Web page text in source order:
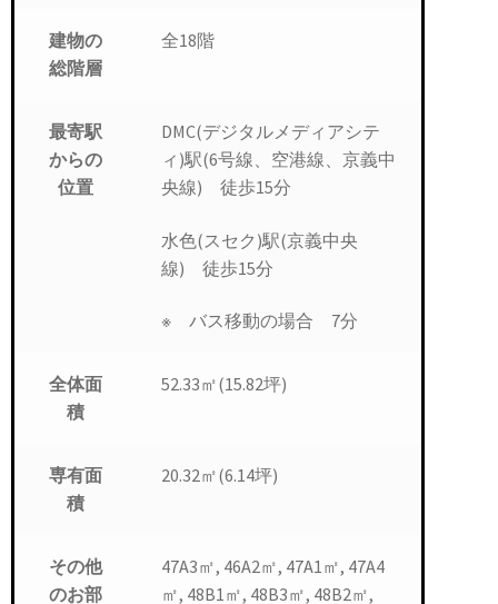
建物の
総階層
全18階
最寄駅
からの
位置
DMC(デジタルメディアシテ
ィ)駅(6号線、空港線、京義中
央線) 徒歩15分
水色(スセク)駅(京義中央
線) 徒歩15分
※ バス移動の場合 7分
全体面
積
52.33㎡(15.82坪)
専有面
積
20.32㎡(6.14坪)
その他
のお部
47A3㎡, 46A2㎡, 47A1㎡, 47A4
㎡, 48B1㎡, 48B3㎡, 48B2㎡,